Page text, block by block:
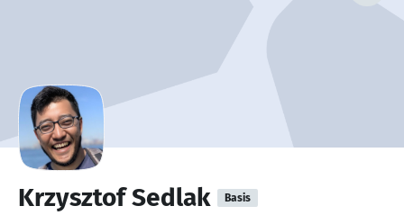
Krzysztof Sedlak Basis